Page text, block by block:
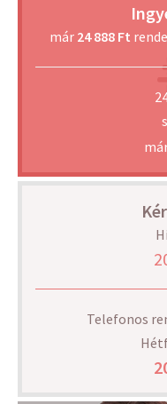
már 24 888 Ft
Telefonos